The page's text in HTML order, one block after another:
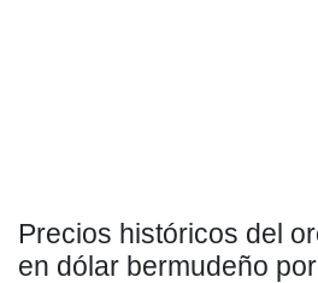
Precios históricos del
en dólar bermudeño